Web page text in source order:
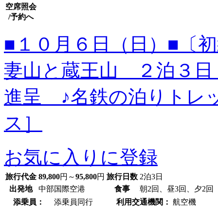
空席照会
/予約へ
■１０月６日（日）■〔
妻山と蔵王山 ２泊３
進呈 ♪名鉄の泊りトレ
ス］
お気に入りに登録
旅行代金 89,800円～95,800円 旅行日数 2泊3日
出発地
中部国際空港 食事
朝2回、昼3回、夕2回
添乗員：
添乗員同行 利用交通機関： 航空機